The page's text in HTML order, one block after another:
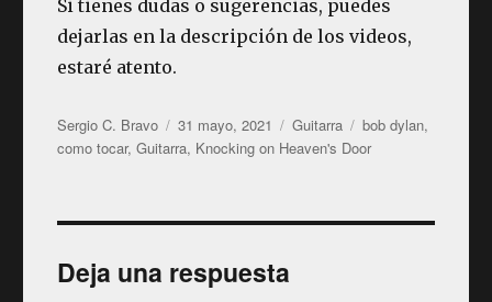
Si tienes dudas o sugerencias, puedes
dejarlas en la descripción de los videos,
estaré atento.
Autor
Sergio C. Bravo
Publicado
el
31 mayo, 2021 Categorías
Guitarra Etiquetas
bob dylan,
como tocar,Guitarra, Knocking on Heaven's Door
Deja una respuesta